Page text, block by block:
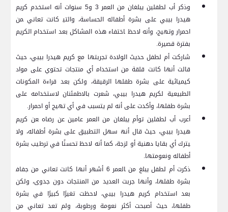
وذكر أب لطفلين يبلغان من العمر 3 و5 سنوات أنه استخدم كريم
هيدرا بيبي‌ على بشرة أطفاله الحساسة، ⁣والتي‍ كانت تعاني ‍من
احمرار وتهيج، وأنه‌ لاحظ ‍اختفاء هذه⁤ المشاكل بعد استخدام الكريم
بفترة قصيرة.
شاركت أم لطفل حديث الولادة تجربتها مع كريم هيدرا بيبي، حيث
قالت أنها⁢ كانت قلقة من استخدام‍ أي منتجات تحتوي على مواد‌
كيميائية⁢ على بشرة طفلها الرقيقة، ولكن بعد قراءة المكونات
الطبيعية لكريم هيدرا بيبي، شعرت بالاطمئنان ⁢لاستخدامه على
بشرة طفلها، وأكدت على أنه لم يتسبب في أي تهيج أو احمرار.
أعرب أب لطفلين توأم يبلغان من العمر عامين عن رضاه ‍عن كريم
هيدرا بيبي، حيث قال ⁤أنه‍ سهل التطبيق على بشرة أطفاله،​ ولا
‍يترك أي بقايا دهنية أو لزجة، كما أنه لاحظ تحسنًا​ في ترطيب بشرة
أطفاله ونعومتها.
ذكرت أم‌ لطفل يبلغ ⁢من ‍العمر 6 أشهر‍ أنها كانت​ تعاني من ⁤جفاف‍
بشرة طفلها، وأنها جربت العديد من المنتجات دون جدوى،‌ ولكن
بعد استخدام كريم⁤ هيدرا بيبي، لاحظت تغيرًا كبيرًا ⁤في بشرة
طفلها، حيث أصبحت أكثر نعومة ورطوبة، ولم تعد تعاني من